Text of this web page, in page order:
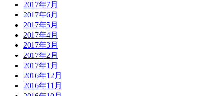
2017年7月
2017年6月
2017年5月
2017年4月
2017年3月
2017年2月
2017年1月
2016年12月
2016年11月